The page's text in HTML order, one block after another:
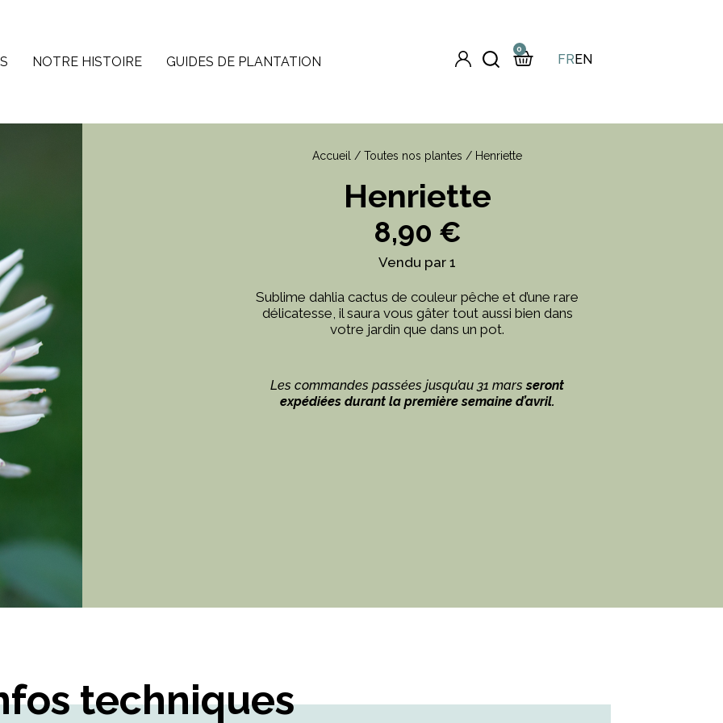
NOTRE HISTOIRE GUIDES DE PLANTATION
0
FREN
Accueil / Toutes nos plantes / Henriette
Henriette
8,90 €
Vendu par 1
Sublime dahlia cactus de couleur pêche et d’une rare
délicatesse, il saura vous gâter tout aussi bien dans
votre jardin que dans un pot.
Les commandes passées jusqu’au 31 marsseront
expédiées durant la première semaine d’avril.
techniques